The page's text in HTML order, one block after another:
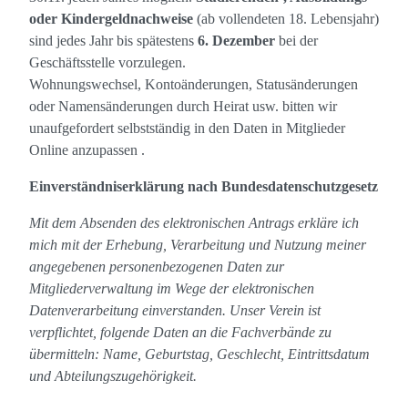
oder Kindergeldnachweise (ab vollendeten 18. Lebensjahr)
sind jedes Jahr bis spätestens 6. Dezember bei der
Geschäftsstelle vorzulegen.
Wohnungswechsel, Kontoänderungen, Statusänderungen
oder Namensänderungen durch Heirat usw. bitten wir
unaufgefordert selbstständig in den Daten in Mitglieder
Online anzupassen .
Einverständniserklärung nach Bundesdatenschutzgesetz
Mit dem Absenden des elektronischen Antrags erkläre ich
mich mit der Erhebung, Verarbeitung und Nutzung meiner
angegebenen personenbezogenen Daten zur
Mitgliederverwaltung im Wege der elektronischen
Datenverarbeitung einverstanden. Unser Verein ist
verpflichtet, folgende Daten an die Fachverbände zu
übermitteln: Name, Geburtstag, Geschlecht, Eintrittsdatum
und Abteilungszugehörigkeit.